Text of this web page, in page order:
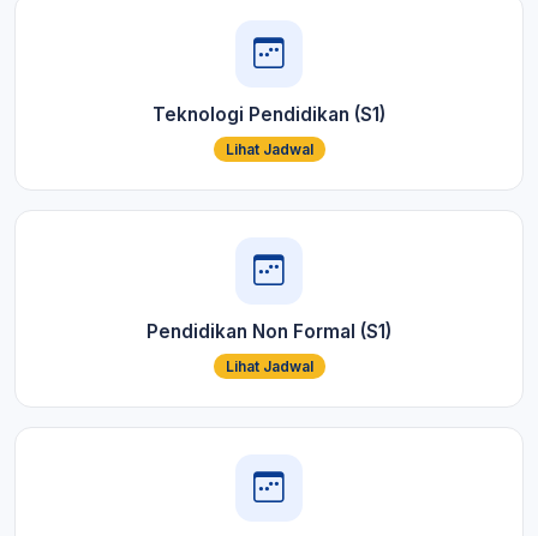
Teknologi Pendidikan (S1)
Lihat Jadwal
Pendidikan Non Formal (S1)
Lihat Jadwal